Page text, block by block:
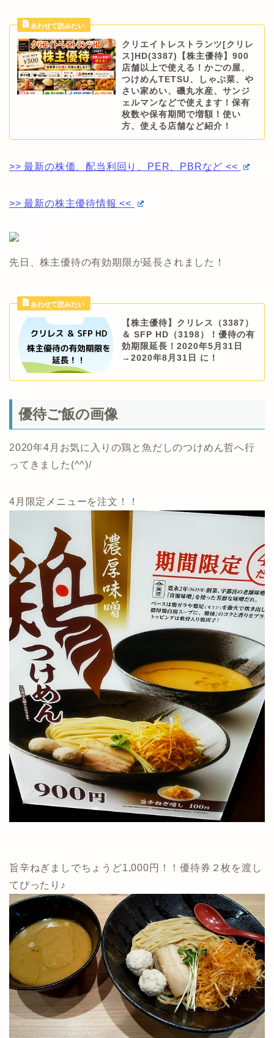
クリエイトレストランツ[クリレ
ス]HD(3387)【株主優待】900
店舗以上で使える！かごの屋、
つけめんTETSU、しゃぶ菜、や
さい家めい、磯丸水産、サンジ
ェルマンなどで使えます！保有
枚数や保有期間で増額！使い
方、使える店舗など紹介！
>> 最新の株価、配当利回り、PER、PBRなど <<
>> 最新の株主優待情報 <<
先日、株主優待の有効期限が延長されました！
【株主優待】クリレス（3387）
＆ SFP HD（3198）！優待の有
効期限延長！2020年5月31日
→2020年8月31日 に！
優待ご飯の画像
2020年4月お気に入りの鶏と魚だしのつけめん哲へ行
ってきました(^^)/
4月限定メニューを注文！！
旨辛ねぎましでちょうど1,000円！！優待券２枚を渡し
てぴったり♪